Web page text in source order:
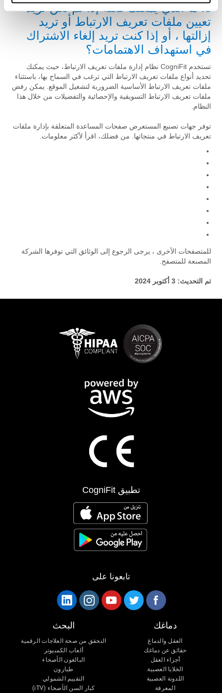
8. ما الذي يمكنك فعله إذا لم تكن تريد
تعيين ملفات تعريف الارتباط أو تريد
إزالتها ، أو إذا كنت تريد إلغاء الاشتراك
في استهداف الاهتمامات؟
تستخدم CogniFit نظام إدارة ملفات تعريف الارتباط، حيث يمكنك
تحديد أنواع ملفات تعريف الارتباط التي ترغب في السماح بها، باستثناء
ملفات تعريف الارتباط الأساسية الضرورية لتشغيل الموقع. يمكن رفض
ملفات تعريف الارتباط التسويقية والإحصائية والتفضيلات من خلال هذا
النظام.
توفر جهات تصنيع المستعرض صفحات المساعدة المتعلقة بإدارة ملفات
تعريف الارتباط في منتجاتها. من فضلك، اقرأ لأكثر معلومات.
للمتصفحات الأخرى ، يرجى الرجوع إلى الوثائق التي توفرها الشركة
المصنعة للمتصفح.
تم التحديث: 3 أكتوبر 2024
تطبيق CogniFit
تابعونا على
دماغك
العقل والدماغ
حقائق عن دماغك
أجزاء العقل
الخلايا العصبية
اللدونة العصبية
المعرفة
البحث
التحقق من صحة العلاجات الرقمية
ألعاب الكمبيوتر
البالغون الأصحاء
طيارون
التقييم الشمولي
كبار السن الأصحاء (iTV)